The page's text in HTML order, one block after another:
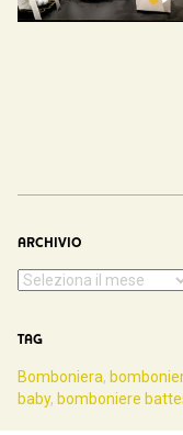
ARCHIVIO
TAG
Bomboniera,
baby, bomboniere